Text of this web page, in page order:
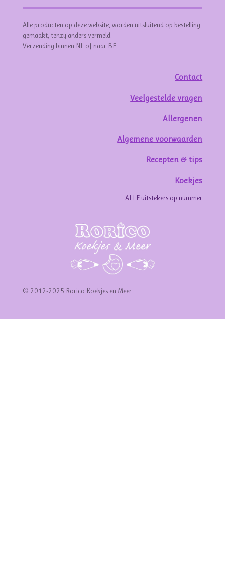
Alle producten op deze website, worden uitsluitend op bestelling
gemaakt, tenzij anders vermeld.
Verzending binnen NL of naar BE.
Contact
Veelgestelde vragen
Allergenen
Algemene voorwaarden
Recepten & tips
Koekjes
ALLE uitstekers op nummer
© 2012-2025 Rorico Koekjes en Meer